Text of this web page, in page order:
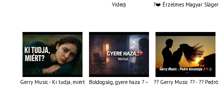
Video)
?️❤️ Érzelmes Magyar Sláger
Gerry Music - Ki tudja, miért
Boldogság, gyere haza ? –
?? Gerry Music ?? - ?? Pedró